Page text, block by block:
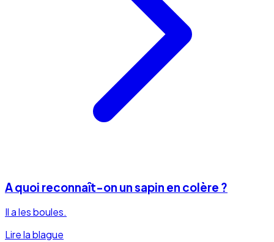
A quoi reconnaît-on un sapin en colère ?
Il a les boules.
Lire la blague